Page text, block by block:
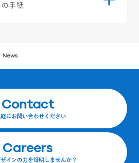
手紙
News
Contact
軽にお問い合わせください
Careers
インの力を証明しませんか？